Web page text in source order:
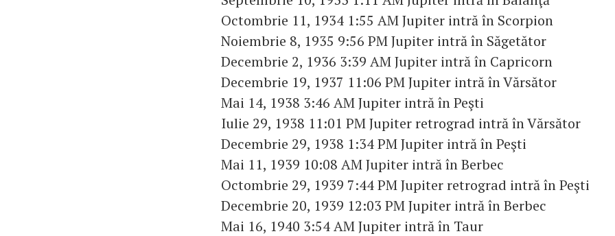
Octombrie 11, 1934 1:55 AM Jupiter intră în Scorpion
Noiembrie 8, 1935 9:56 PM Jupiter intră în Săgetător
Decembrie 2, 1936 3:39 AM Jupiter intră în Capricorn
Decembrie 19, 1937 11:06 PM Jupiter intră în Vărsător
Mai 14, 1938 3:46 AM Jupiter intră în Peşti
Iulie 29, 1938 11:01 PM Jupiter retrograd intră în Vărsător
Decembrie 29, 1938 1:34 PM Jupiter intră în Peşti
Mai 11, 1939 10:08 AM Jupiter intră în Berbec
Octombrie 29, 1939 7:44 PM Jupiter retrograd intră în Peşti
Decembrie 20, 1939 12:03 PM Jupiter intră în Berbec
Mai 16, 1940 3:54 AM Jupiter intră în Taur